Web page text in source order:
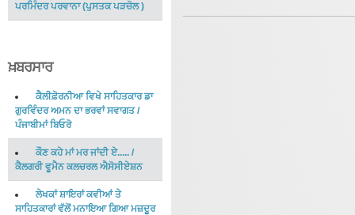
ਪਰਮਿੰਦਰ ਪਰਵਾਨਾ(ਪੁਸਤਕ ਪੜਚੋਲ)
ਖ਼ਬਰਸਾਰ
ਕੈਲੀਫ਼ੋਰਨੀਆ ਵਿਖੇ ਸਾਹਿਤਕਾਰ ਡਾ
ਗੁਰਵਿੰਦਰ ਅਮਨ ਦਾ ਭਰਵਾਂ ਸਵਾਗਤ/
ਪੰਜਾਬੀਮਾਂ ਬਿਓਰੋ
ਕੌਣ ਕਹੇ ਮਾਂ ਮਰ ਜਾਂਦੀ ਏ..... /
ਕੈਲਗਰੀ ਵੂਮੈਨ ਕਲਚਰਲ ਐਸੋਸੀਏਸ਼ਨ
ਲੇਖਕਾਂ ਸ਼ਾਇਰਾਂ ਕਵੀਆਂ ਤੇ
ਸਾਹਿਤਕਾਰਾਂ ਵੱਲੋਂ ਮਨਾਇਆ ਗਿਆ ਮਜ਼ਦੂਰ